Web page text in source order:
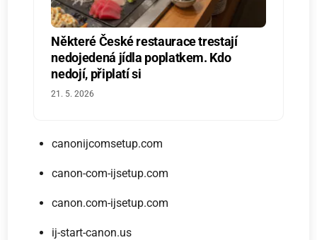
Některé České restaurace trestají
nedojedená jídla poplatkem. Kdo
nedojí, připlatí si
21. 5. 2026
canonijcomsetup.com
canon-com-ijsetup.com
canon.com-ijsetup.com
ij-start-canon.us